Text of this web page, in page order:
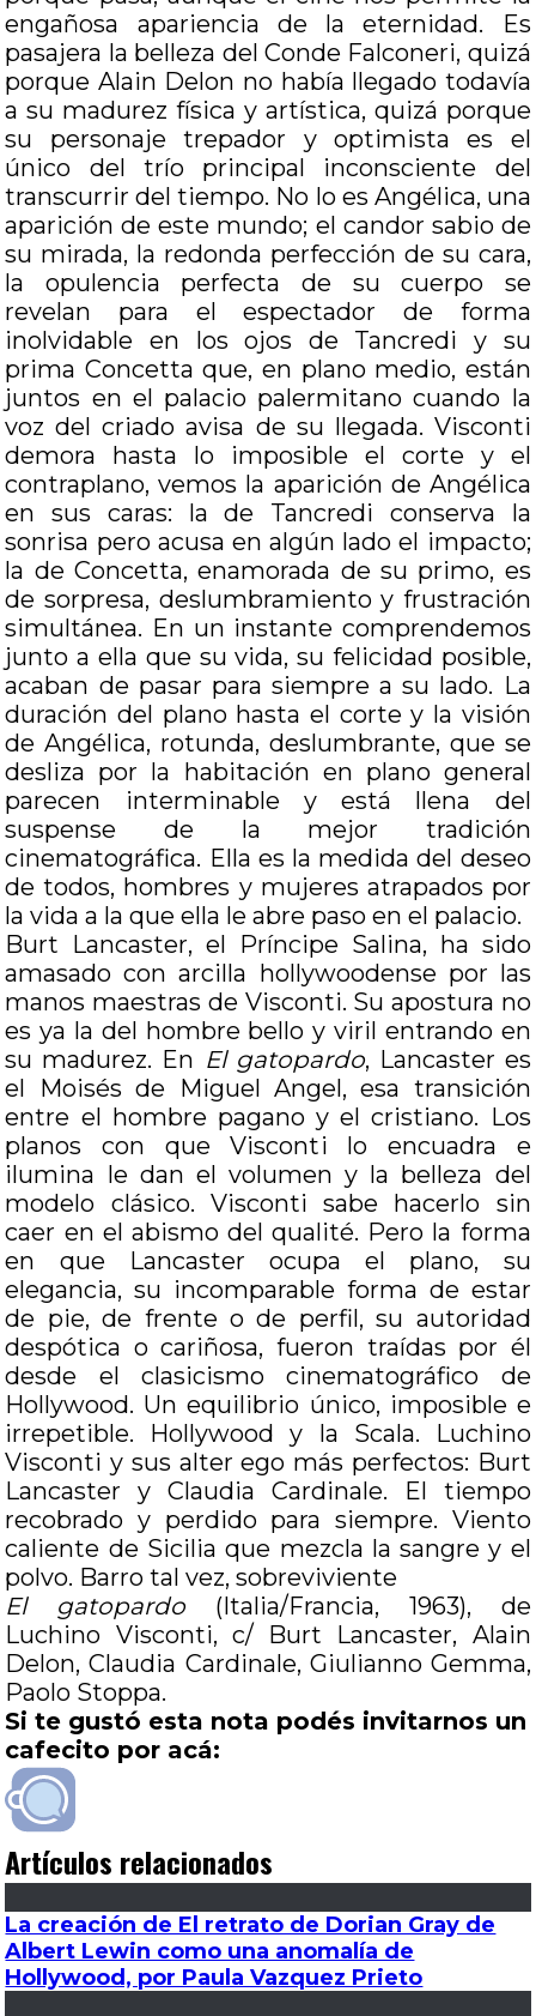
engañosa apariencia de la eternidad. Es
pasajera la belleza del Conde Falconeri, quizá
porque Alain Delon no había llegado todavía
a su madurez física y artística, quizá porque
su personaje trepador y optimista es el
único del trío principal inconsciente del
transcurrir del tiempo. No lo es Angélica, una
aparición de este mundo; el candor sabio de
su mirada, la redonda perfección de su cara,
la opulencia perfecta de su cuerpo se
revelan para el espectador de forma
inolvidable en los ojos de Tancredi y su
prima Concetta que, en plano medio, están
juntos en el palacio palermitano cuando la
voz del criado avisa de su llegada. Visconti
demora hasta lo imposible el corte y el
contraplano, vemos la aparición de Angélica
en sus caras: la de Tancredi conserva la
sonrisa pero acusa en algún lado el impacto;
la de Concetta, enamorada de su primo, es
de sorpresa, deslumbramiento y frustración
simultánea. En un instante comprendemos
junto a ella que su vida, su felicidad posible,
acaban de pasar para siempre a su lado. La
duración del plano hasta el corte y la visión
de Angélica, rotunda, deslumbrante, que se
desliza por la habitación en plano general
parecen interminable y está llena del
suspense de la mejor tradición
cinematográfica. Ella es la medida del deseo
de todos, hombres y mujeres atrapados por
la vida a la que ella le abre paso en el palacio.
Burt Lancaster, el Príncipe Salina, ha sido
amasado con arcilla hollywoodense por las
manos maestras de Visconti. Su apostura no
es ya la del hombre bello y viril entrando en
su madurez. En El gatopardo, Lancaster es
el Moisés de Miguel Angel, esa transición
entre el hombre pagano y el cristiano. Los
planos con que Visconti lo encuadra e
ilumina le dan el volumen y la belleza del
modelo clásico. Visconti sabe hacerlo sin
caer en el abismo del qualité. Pero la forma
en que Lancaster ocupa el plano, su
elegancia, su incomparable forma de estar
de pie, de frente o de perfil, su autoridad
despótica o cariñosa, fueron traídas por él
desde el clasicismo cinematográfico de
Hollywood. Un equilibrio único, imposible e
irrepetible. Hollywood y la Scala. Luchino
Visconti y sus alter ego más perfectos: Burt
Lancaster y Claudia Cardinale. El tiempo
recobrado y perdido para siempre. Viento
caliente de Sicilia que mezcla la sangre y el
polvo. Barro tal vez, sobreviviente
El gatopardo(Italia/Francia, 1963), de
Luchino Visconti, c/ Burt Lancaster, Alain
Delon, Claudia Cardinale, Giulianno Gemma,
Paolo Stoppa.
Si te gustó esta nota podés invitarnos un
cafecito por acá:
Artículos relacionados
La creación de El retrato de Dorian Gray de
Albert Lewin como una anomalía de
Hollywood, por Paula Vazquez Prieto